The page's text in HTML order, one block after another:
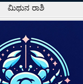
ಮಿಥುನ ರಾಶಿ